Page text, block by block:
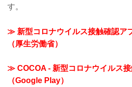
す。
≫ 新型コロナウイルス接触確認ア
（厚生労働省）
≫ COCOA - 新型コロナウイルス接
（Google Play）